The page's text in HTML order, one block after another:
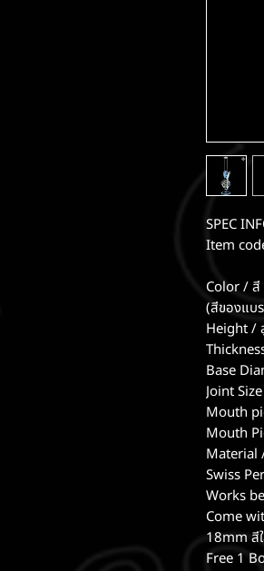
SPEC
Item
Color / สี
(สีของแบ
Height /
Base
Joint
Mouth
Mouth
Material
Swiss
Works
Come
18mm สี
Free 1